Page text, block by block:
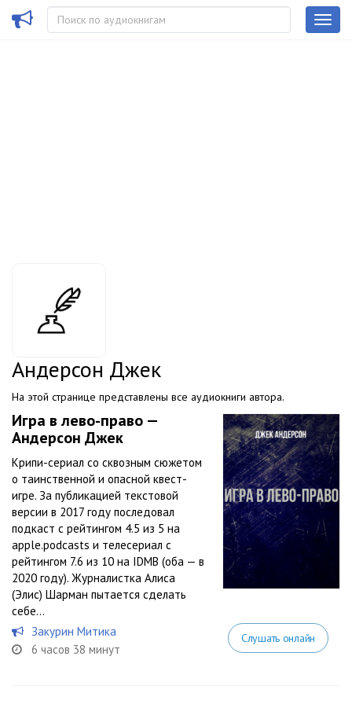
Андерсон Джек
На этой странице представлены все аудиокниги автора.
Игра в лево-право —
Андерсон Джек
Крипи-сериал со сквозным сюжетом
о таинственной и опасной квест-
игре. За публикацией текстовой
версии в 2017 году последовал
подкаст с рейтингом 4.5 из 5 на
apple.podcasts и телесериал с
рейтингом 7.6 из 10 на IDMB (оба — в
2020 году). Журналистка Алиса
(Элис) Шарман пытается сделать
себе...
Закурин Митика
6 часов 38 минут
Слушать онлайн